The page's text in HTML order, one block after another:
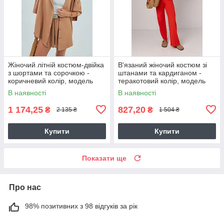
Жіночий літній костюм-двійка
з шортами та сорочкою -
коричневий колір, модель
12125
В наявності
1 174,25 ₴ 2 135 ₴
Купити
В'язаний жіночий костюм зі
штанами та кардиганом -
теракотовий колір, модель
23129
В наявності
827,20 ₴ 1 504 ₴
Купити
Показати ще
Про нас
98% позитивних з 98 відгуків за рік